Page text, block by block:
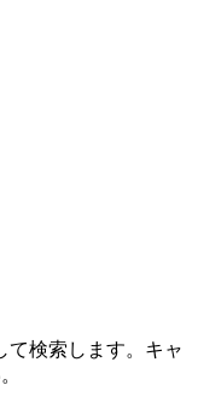
て検索します。キャ